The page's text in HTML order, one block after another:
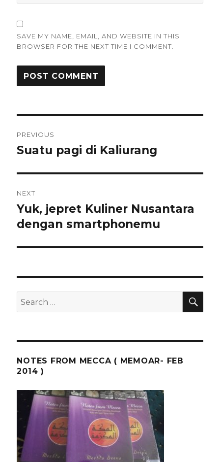
SAVE MY NAME, EMAIL, AND WEBSITE IN THIS
BROWSER FOR THE NEXT TIME I COMMENT.
navigation
PREVIOUS
Previous
Suatu pagi di Kaliurang
NEXT
Next
post:
Yuk, jepret Kuliner Nusantara
dengan smartphonemu
Search
for:
NOTES FROM MECCA ( MEMOAR- FEB
2014 )